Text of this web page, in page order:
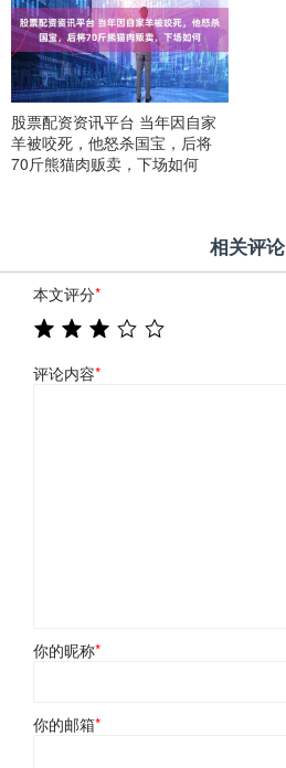
股票配资资讯平台 当年因自家
羊被咬死，他怒杀国宝，后将
70斤熊猫肉贩卖，下场如何
相关评论
本文评分*
评论内容*
你的昵称*
你的邮箱*